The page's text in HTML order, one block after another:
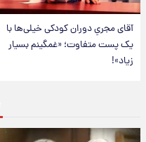
آقای مجریِ دوران کودکی خیلی‌ها با
یک پست متفاوت؛ «غمگینم بسیار
زیاد»!